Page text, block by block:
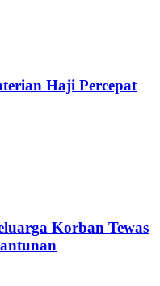
Haji Percepat
Korban Tewas